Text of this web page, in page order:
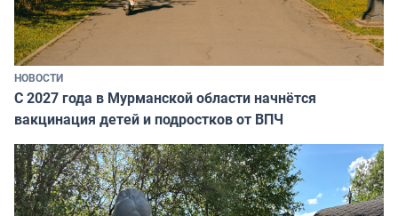
НОВОСТИ
С 2027 года в Мурманской области начнётся
вакцинация детей и подростков от ВПЧ